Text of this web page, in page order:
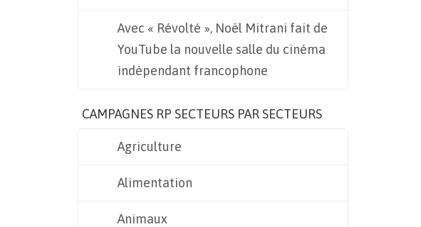
Avec « Révolté », Noël Mitrani fait de
YouTube la nouvelle salle du cinéma
indépendant francophone
CAMPAGNES RP SECTEURS PAR SECTEURS
Agriculture
Alimentation
Animaux